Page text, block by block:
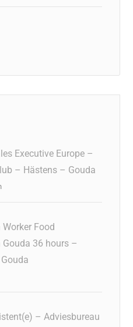
Executive Europe –
– Hästens – Gouda
Food
36 hours –
– Adviesbureau